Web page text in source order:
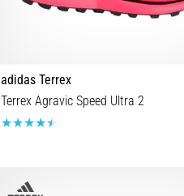
adidas Terrex
Terrex Agravic Speed Ultra 2
44 40⅔ 41⅓ 42 42⅔ 43⅓ 44⅔ 45⅓